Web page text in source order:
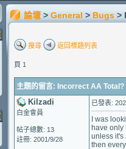
論壇 > General > Bugs >
搜尋 返回標題列表
頁 1
主題的留言: Incorrect AA Total?
Kilzadi
白金會員
帖子總數: 13
註冊: 2001/9/28
已發表:
I was
have only
unless it's
then